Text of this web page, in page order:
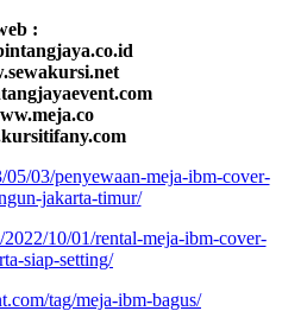
:
03/penyewaan-meja-ibm-cover-
jakarta-timur/
10/01/rental-meja-ibm-cover-
siap-setting/
tag/meja-ibm-bagus/